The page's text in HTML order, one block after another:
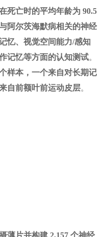
死亡时的平均年龄为 90.5
阿尔茨海默病相关的神经
忆、视觉空间能力/感知
记忆等方面的认知测试。
样本，一个来自对长期记
自前额叶前运动皮层。